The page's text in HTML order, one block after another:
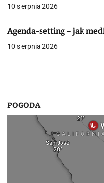
p
i
s
10 sierpnia 2026
Agenda-setting – jak
10 sierpnia 2026
POGODA